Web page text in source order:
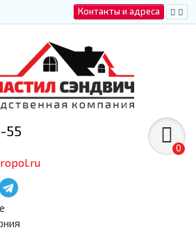
Контакты и адреса
55
0